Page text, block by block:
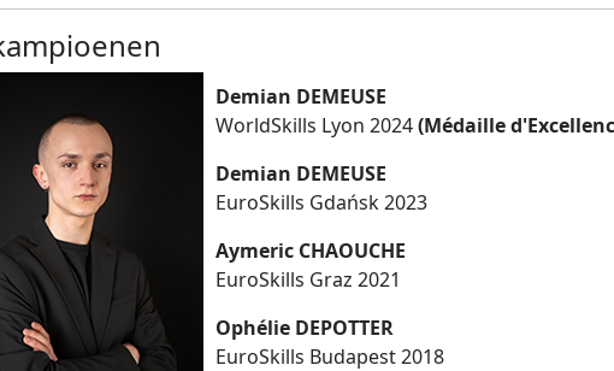
Demian DEMEUSE
WorldSkills Lyon 2024(Médaille
Demian DEMEUSE
EuroSkills Gdańsk 2023
Aymeric CHAOUCHE
EuroSkills Graz 2021
Ophélie DEPOTTER
EuroSkills Budapest 2018